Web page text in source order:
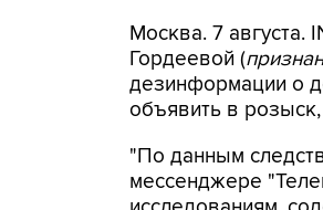
Москва. 7 августа.
Гордеевой (
дезинформации о
объявить в
"По данным
мессенджере